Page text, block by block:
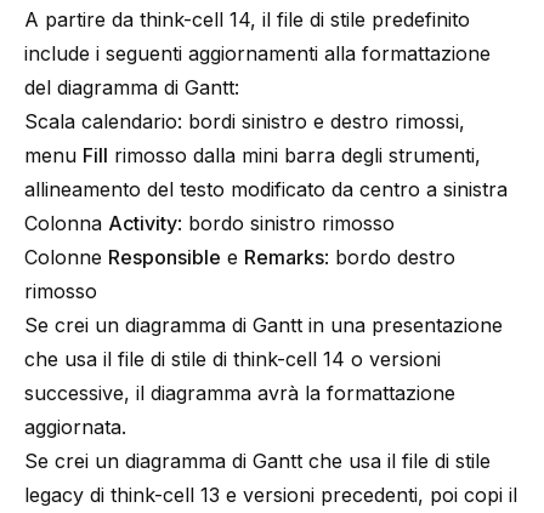
A partire da think-cell 14, il file di stile predefinito
include i seguenti aggiornamenti alla formattazione
del diagramma di Gantt:
Scala calendario: bordi sinistro e destro rimossi,
menu Fill rimosso dalla mini barra degli strumenti,
allineamento del testo modificato da centro a sinistra
Colonna Activity: bordo sinistro rimosso
Colonne Responsible e Remarks: bordo destro
rimosso
Se crei un diagramma di Gantt in una presentazione
che usa il file di stile di think-cell 14 o versioni
successive, il diagramma avrà la formattazione
aggiornata.
Se crei un diagramma di Gantt che usa il file di stile
legacy di think-cell 13 e versioni precedenti, poi copi il